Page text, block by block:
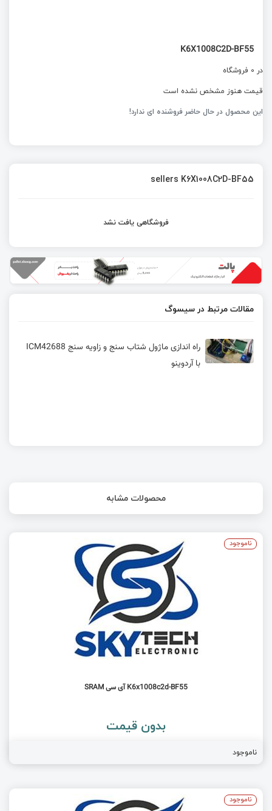
K6X1008C2D-BF55
در 0 فروشگاه
قیمت هنوز مشخص نشده است
این محصول در حال حاضر فروشنده ای ندارد!
sellers K6X1008C2D-BF55
فروشگاهی یافت نشد
مقالات مرتبط در سیسوگ
راه اندازی ماژول شتاب سنج و زاویه سنج ICM42688
با آردوینو
محصولات مشابه
K6x1008c2d-BF55 آی سی SRAM
بدون قیمت
ناموجود
ناموجود
ناموجود